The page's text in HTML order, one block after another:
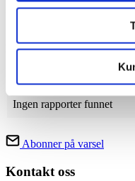
Fra til
Ingen rapporter funnet
Abonner på varsel
Kontakt oss